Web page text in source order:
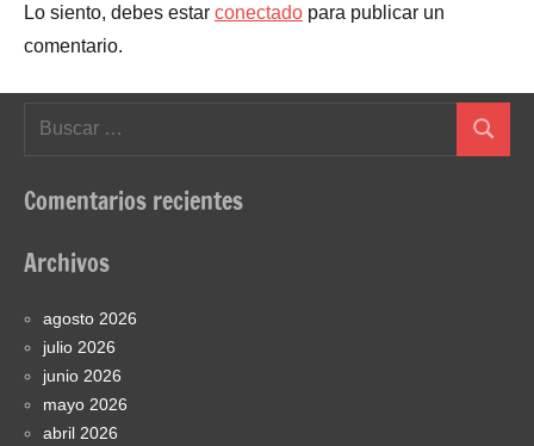
Lo siento, debes estar conectado para publicar un
comentario.
Buscar
Comentarios recientes
Archivos
agosto 2026
julio 2026
junio 2026
mayo 2026
abril 2026